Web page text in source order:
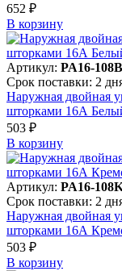
652 ₽
В корзинy
Артикул: PA16-108B
Срок поставки: 2
Наружная двойная
шторками 16А
503 ₽
В корзинy
Артикул: PA16-
Срок поставки: 2
Наружная двойная
шторками 16А
503 ₽
В корзинy